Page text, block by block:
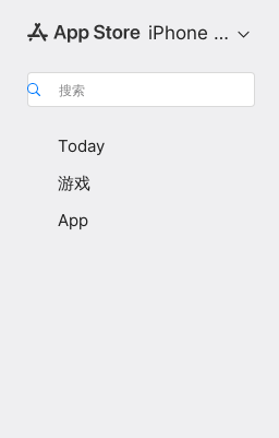
iPhone 专区
搜索
Today
游戏
App